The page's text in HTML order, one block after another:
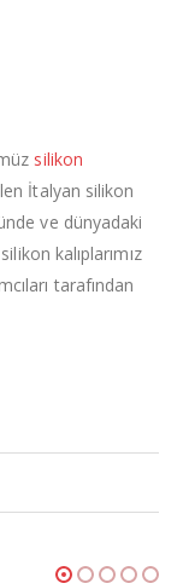
silikon
İtalyan silikon
ve dünyadaki
kalıplarımız
tarafından